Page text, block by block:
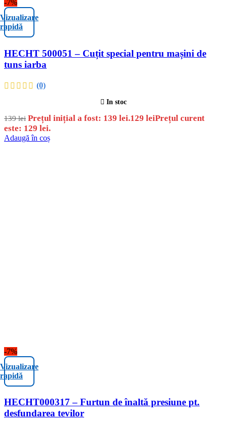
-7%
Vizualizare
rapidă
HECHT 500051 – Cuțit special pentru mașini de
tuns iarba
(0)
In stoc
139lei Prețul inițial a fost: 139 lei.129 leiPrețul curent
este: 129 lei.
Adaugă în coș
-7%
Vizualizare
rapidă
HECHT000317 – Furtun de înaltă presiune pt.
desfundarea tevilor